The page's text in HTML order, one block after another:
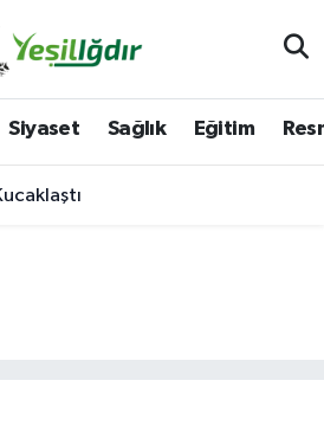
Siyaset Sağlık Eğitim
Haritası
ve Fikstür